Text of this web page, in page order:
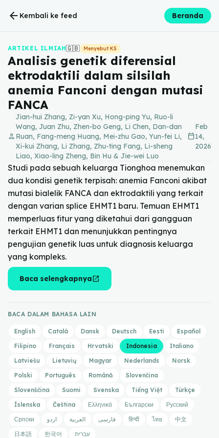
arrow_back Kembali ke feed Beranda
ARTIKEL ILMIAH🇬🇧 Menyebut KS
Analisis genetik diferensial
ektrodaktili dalam silsilah
anemia Fanconi dengan mutasi
FANCA
person
Jian-hui Zhang, Zi-yan Xu, Hong-ping Yu, Ruo-li
Wang, Juan Zhu, Zhen-bo Geng, Li Chen, Dan-dan
Ruan, Fang-meng Huang, Mei-zhu Gao, Yun-fei Li,
Xi-kui Zhang, Li Zhang, Zhu-ting Fang, Li-sheng
Liao, Xiao-ling Zheng, Bin Hu & Jie-wei Luo
calendar_today
Feb
14,
2026
Studi pada sebuah keluarga Tionghoa menemukan
dua kondisi genetik terpisah: anemia Fanconi akibat
mutasi bialelik FANCA dan ektrodaktili yang terkait
dengan varian splice EHMT1 baru. Temuan EHMT1
memperluas fitur yang diketahui dari gangguan
terkait EHMT1 dan menunjukkan pentingnya
pengujian genetik luas untuk diagnosis keluarga
yang kompleks.
Baca selengkapnyaopen_in_new
BACA DALAM BAHASA LAIN
English Català Dansk Deutsch Eesti
Español
Filipino
Français Hrvatski Indonesia
Italiano
Latviešu
Lietuvių Magyar Nederlands
Norsk
Polski
Português Română
Slovenčina
Slovenščina
Suomi Svenska Tiếng Việt
Türkçe
Íslenska
Čeština Ελληνικά Български
Русский
Српски
اردو العربية فارسی हिन्दी ไทย
中文
日本語
한국어 עברית